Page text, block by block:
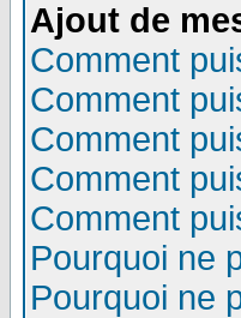
Ajout de
Comment
Comment
Comment
Comment
Comment
Pourquoi ne
Pourquoi ne